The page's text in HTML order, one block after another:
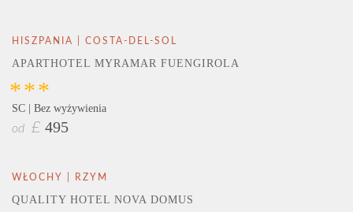
HISZPANIA | COSTA-DEL-SOL
APARTHOTEL MYRAMAR FUENGIROLA
***
SC | Bez wyżywienia
od £ 495
WŁOCHY | RZYM
QUALITY HOTEL NOVA DOMUS